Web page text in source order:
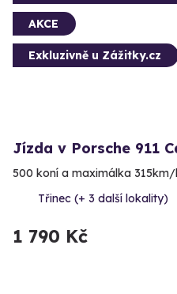
AKCE
Exkluzivně u Zážitky.cz
Jízda v Porsche 911
500 koní a maximálka
Třinec (+ 3 další lokality)
1 790 Kč